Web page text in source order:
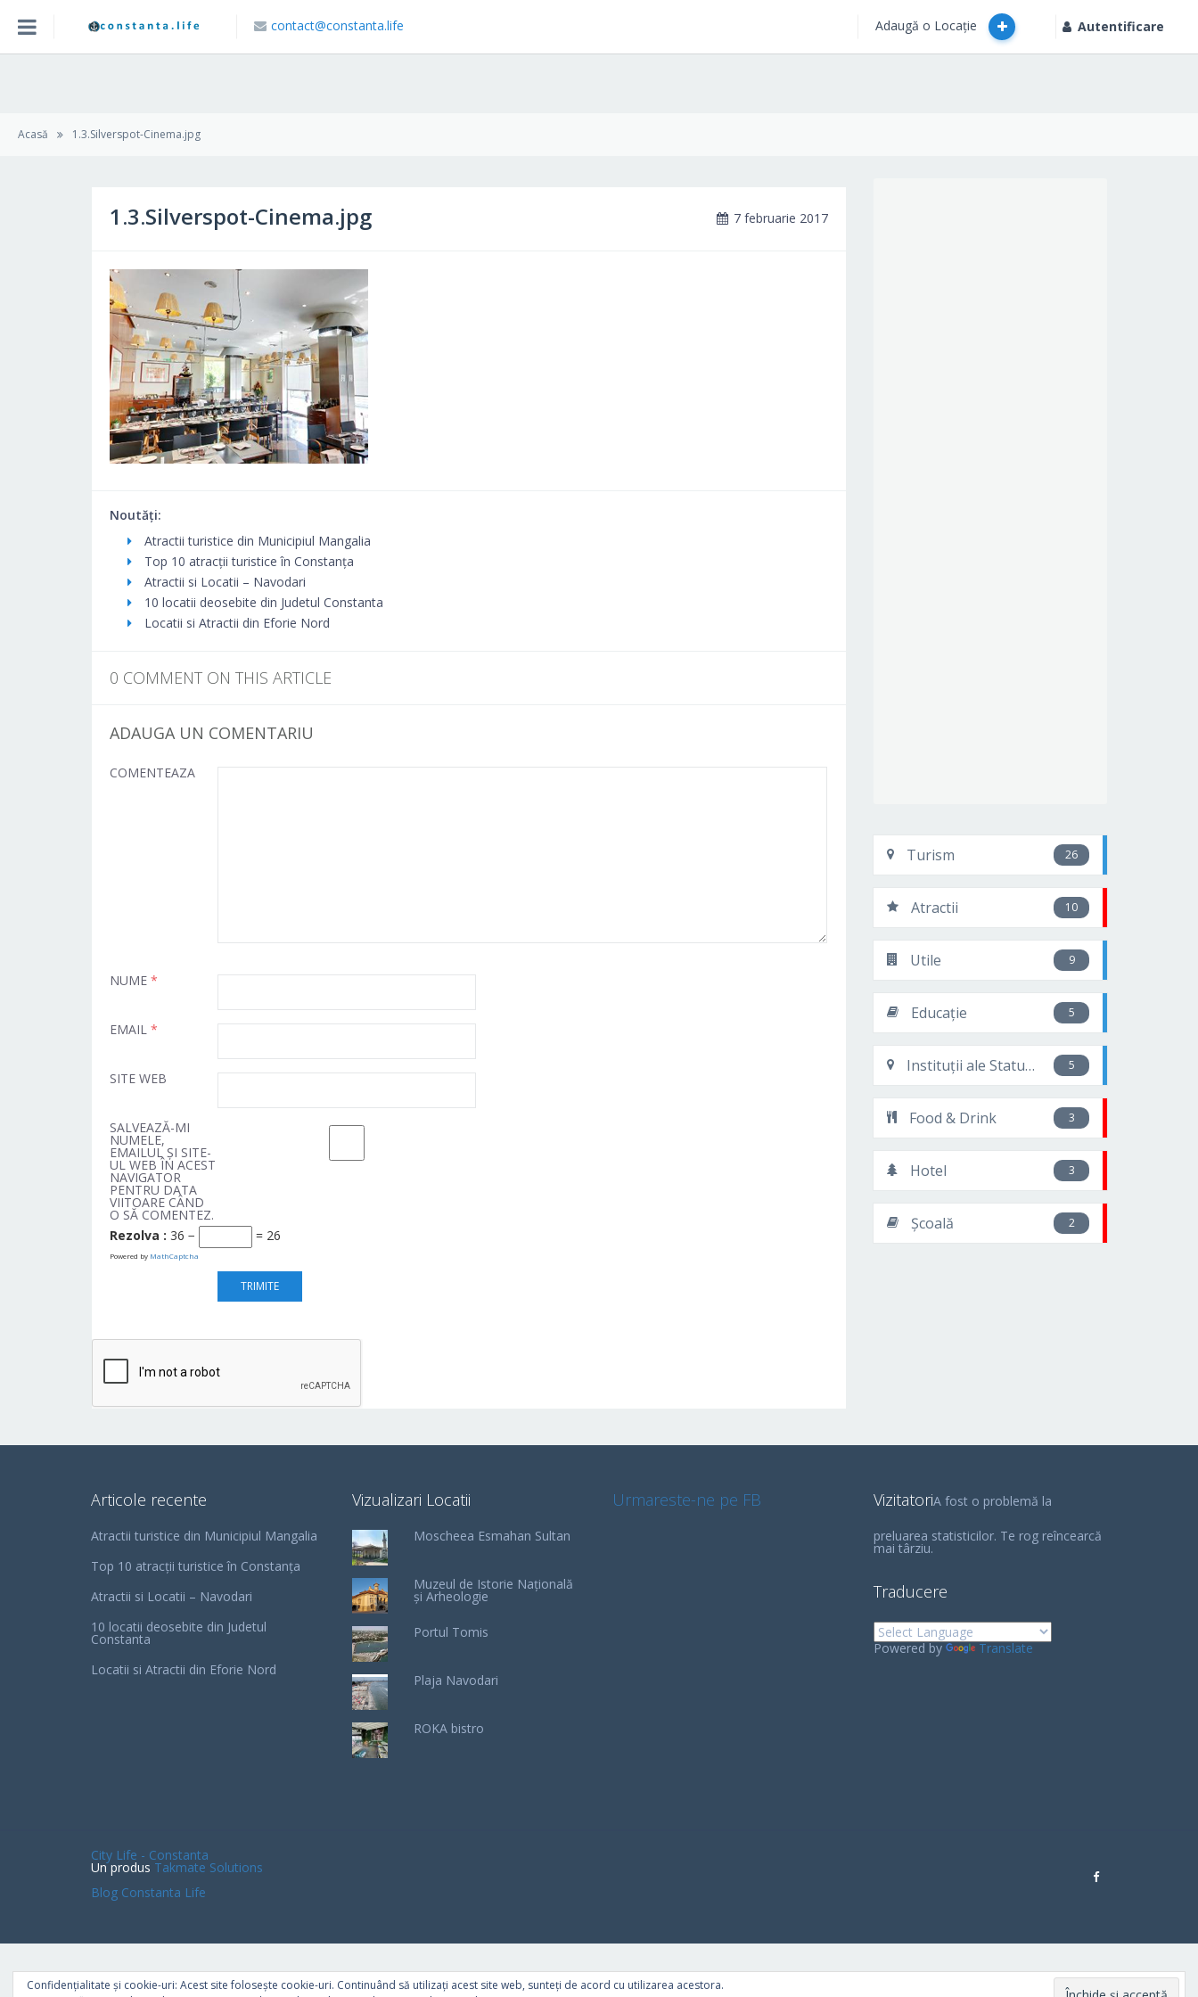
Blog
contact@constanta.life Adaugă o Locație Autentificare
Acasă 1.3.Silverspot-Cinema.jpg
1.3.Silverspot-Cinema.jpg 7 februarie 2017
Noutăți:
Atractii turistice din Municipiul Mangalia
Top 10 atracții turistice în Constanța
Atractii si Locatii – Navodari
10 locatii deosebite din Judetul Constanta
Locatii si Atractii din Eforie Nord
0 COMMENT ON THIS ARTICLE
ADAUGA UN COMENTARIU
COMENTEAZA
NUME *
EMAIL *
SITE WEB
SALVEAZĂ-MI
NUMELE,
EMAILUL ȘI SITE-
UL WEB ÎN ACEST
NAVIGATOR
PENTRU DATA
VIITOARE CÂND
O SĂ COMENTEZ.
Rezolva : 36 − = 26
Powered by MathCaptcha
Turism 26
Atractii 10
Utile 9
Educație 5
Instituții ale Statului 5
Food & Drink 3
Hotel 3
Școală 2
Articole recente
Atractii turistice din Municipiul Mangalia
Top 10 atracții turistice în Constanța
Atractii si Locatii – Navodari
10 locatii deosebite din Judetul
Constanta
Locatii si Atractii din Eforie Nord
Vizualizari Locatii
Moscheea Esmahan Sultan
Muzeul de Istorie Națională
și Arheologie
Portul Tomis
Plaja Navodari
ROKA bistro
Urmareste-ne pe FB VizitatoriA fost o problemă la
preluarea statisticilor. Te rog reîncearcă
mai târziu.
Traducere
Powered by Translate
City Life - Constanta
Un produs Takmate Solutions
Blog Constanta Life
Confidențialitate și cookie-uri: Acest site folosește cookie-uri. Continuând să utilizați acest site web, sunteți de acord cu utilizarea acestora.